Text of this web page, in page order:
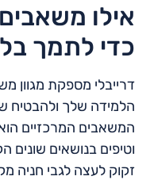
אילו
כדי לתמך
דרייבלי מספקת מגוון
הלמידה שלך ולהבטיח
המשאבים המרכזיים
וטיפים בנושאים שונים
זקוק לעצה לגבי חניה